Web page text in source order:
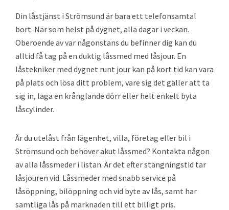
Din låstjänst i Strömsund är bara ett telefonsamtal
bort. När som helst på dygnet, alla dagar i veckan.
Oberoende av var någonstans du befinner dig kan du
alltid få tag på en duktig låssmed med låsjour. En
låstekniker med dygnet runt jour kan på kort tid kan vara
på plats och lösa ditt problem, vare sig det gäller att ta
sig in, laga en krånglande dörr eller helt enkelt byta
låscylinder.
Är du utelåst från lägenhet, villa, företag eller bil i
Strömsund och behöver akut låssmed? Kontakta någon
av alla låssmeder i listan. Är det efter stängningstid tar
låsjouren vid. Låssmeder med snabb service på
låsöppning, bilöppning och vid byte av lås, samt har
samtliga lås på marknaden till ett billigt pris.